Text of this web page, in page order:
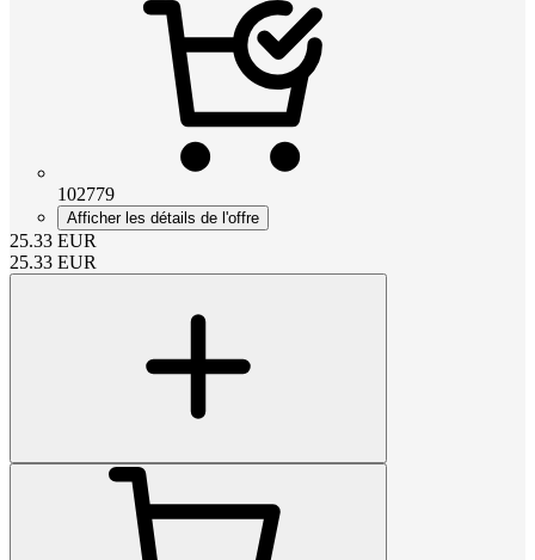
102779
Afficher les détails de l'offre
25.33 EUR
25.33 EUR